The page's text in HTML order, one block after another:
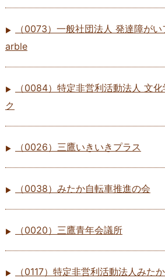
（0073）一般社団法人 発達障が
arble
（0084）特定非営利活動法人 文
ク
（0026）三鷹いきいきプラス
（0038）みたか自転車推進の会
（0020）三鷹青年会議所
（0117）特定非営利活動法人みた